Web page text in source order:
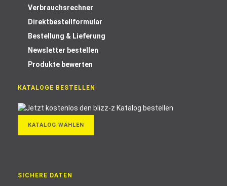
Verbrauchsrechner
Direktbestellformular
Bestellung & Lieferung
Newsletter bestellen
Produkte bewerten
KATALOGE BESTELLEN
KATALOG WÄHLEN
SICHERE DATEN